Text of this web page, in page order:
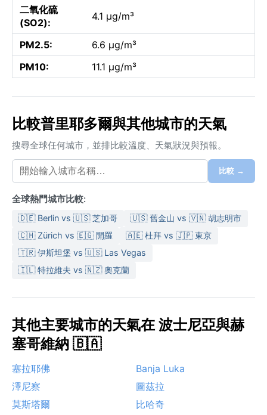
二氧化硫
(SO2):
4.1 µg/m³
PM2.5:
6.6 µg/m³
PM10:
11.1 µg/m³
比較普里耶多爾與其他城市的天氣
搜尋全球任何城市，並排比較溫度、天氣狀況與預報。
比較 →
全球熱門城市比較:
🇩🇪 Berlin vs 🇺🇸 芝加哥
🇺🇸 舊金山 vs 🇻🇳 胡志明市
🇨🇭 Zürich vs 🇪🇬 開羅
🇦🇪 杜拜 vs 🇯🇵 東京
🇹🇷 伊斯坦堡 vs 🇺🇸 Las Vegas
🇮🇱 特拉維夫 vs 🇳🇿 奧克蘭
其他主要城市的天氣在 波士尼亞與赫
塞哥維納 🇧🇦
塞拉耶佛
Banja Luka
澤尼察
圖茲拉
莫斯塔爾
比哈奇